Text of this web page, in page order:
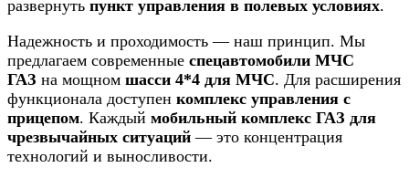
развернуть пункт управления в полевых условиях.
Надежность и проходимость — наш принцип. Мы
предлагаем современные спецавтомобили МЧС
ГАЗ на мощном шасси 4*4 для МЧС. Для расширения
функционала доступен комплекс управления с
прицепом. Каждый мобильный комплекс ГАЗ для
чрезвычайных ситуаций — это концентрация
технологий и выносливости.